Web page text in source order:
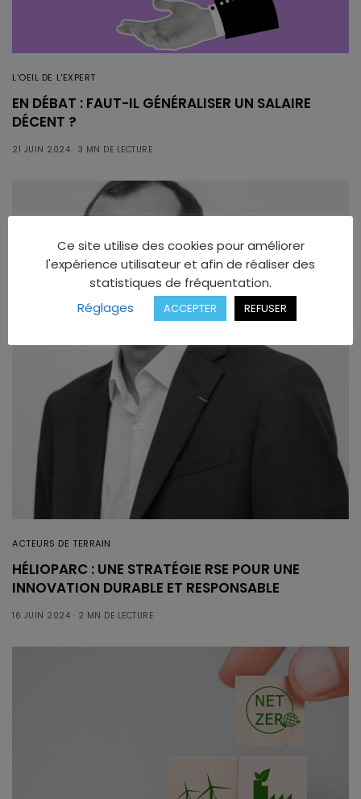
L'OEIL DE L'EXPERT
EN DÉBAT : FAUT-IL GÉNÉRALISER UN SALAIRE
DÉCENT ?
21 JUIN 2024 3 MN DE LECTURE
ACTEURS DE TERRAIN
HÉLIOPARC : UNE STRATÉGIE RSE POUR UNE
INNOVATION DURABLE ET RESPONSABLE
16 JUIN 2024 2 MN DE LECTURE
Ce site utilise des cookies pour améliorer
l'expérience utilisateur et afin de réaliser des
statistiques de fréquentation.
Réglages
ACCEPTER REFUSER